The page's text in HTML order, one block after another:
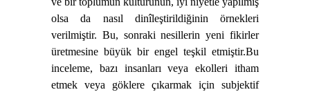
olsa da nasıl dinîleştirildiğinin örnekleri
verilmiştir. Bu, sonraki nesillerin yeni fikirler
üretmesine büyük bir engel teşkil etmiştir.Bu
inceleme, bazı insanları veya ekolleri itham
etmek veya göklere çıkarmak için subjektif